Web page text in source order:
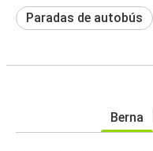
Paradas de autobús
Berna